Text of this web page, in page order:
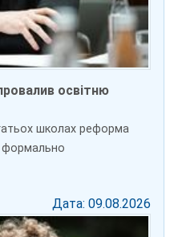
освітню
школах реформа
Дата: 09.08.2026